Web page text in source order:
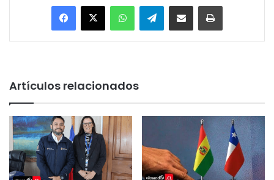
Facebook
X WhatsAppTelegramEnviar vía email Imprimir
Artículos relacionados